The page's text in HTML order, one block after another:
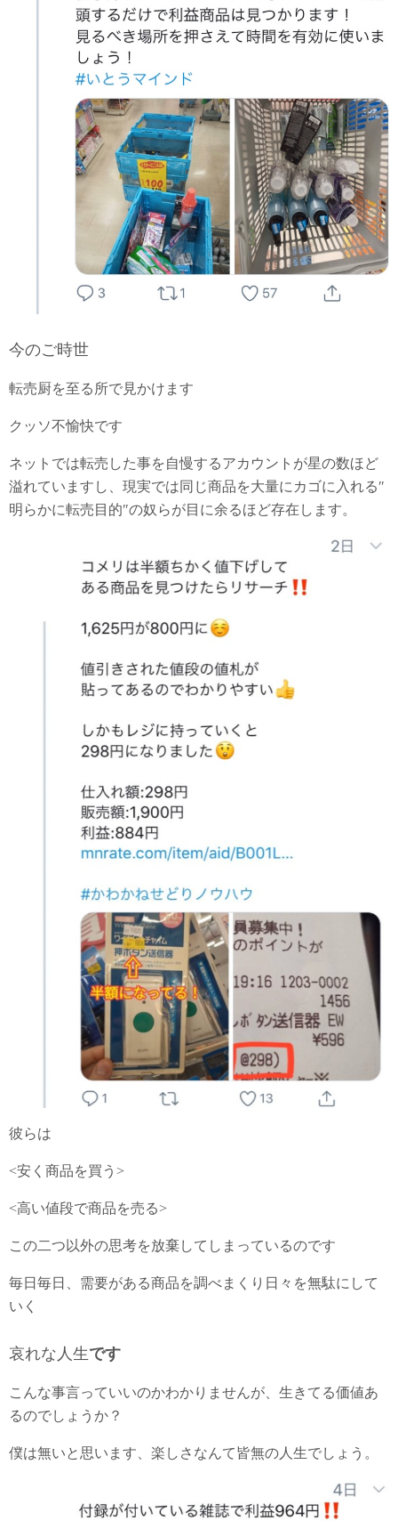
今のご時世
転売厨を至る所で見かけます
クッソ不愉快です
ネットでは転売した事を自慢するアカウントが星の数ほど
溢れていますし、現実では同じ商品を大量にカゴに入れる″
明らかに転売目的″の奴らが目に余るほど存在します。
彼らは
<安く商品を買う>
<高い値段で商品を売る>
この二つ以外の思考を放棄してしまっているのです
毎日毎日、需要がある商品を調べまくり日々を無駄にして
いく
哀れな人生です
こんな事言っていいのかわかりませんが、生きてる価値あ
るのでしょうか？
僕は無いと思います、楽しさなんて皆無の人生でしょう。